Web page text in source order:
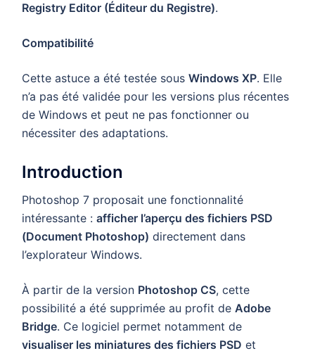
Registry Editor (Éditeur du Registre).
Compatibilité
Cette astuce a été testée sous Windows XP. Elle
n’a pas été validée pour les versions plus récentes
de Windows et peut ne pas fonctionner ou
nécessiter des adaptations.
Introduction
Photoshop 7 proposait une fonctionnalité
intéressante : afficher l’aperçu des fichiers PSD
(Document Photoshop) directement dans
l’explorateur Windows.
À partir de la version Photoshop CS, cette
possibilité a été supprimée au profit de Adobe
Bridge. Ce logiciel permet notamment de
visualiser les miniatures des fichiers PSD et